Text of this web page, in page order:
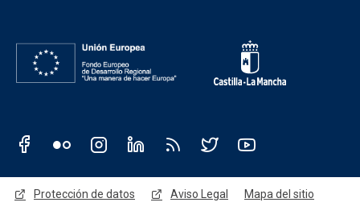
Redes sociales JCCM
Menú legal
Protección de datos Aviso Legal Mapa del sitio